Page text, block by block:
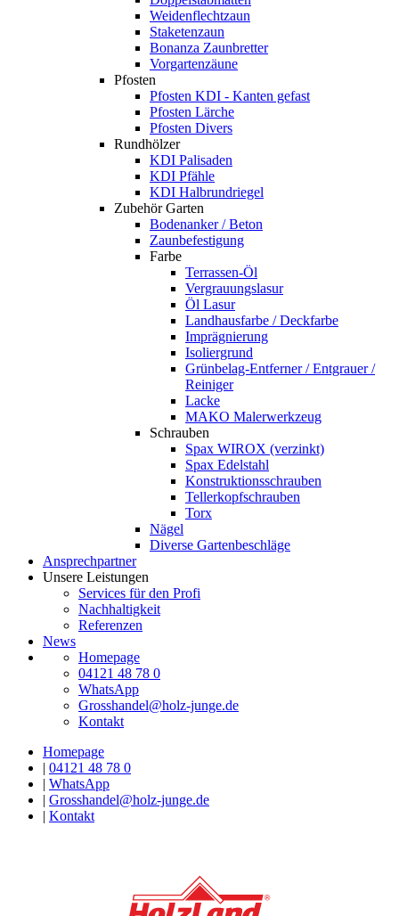
Weidenflechtzaun
Staketenzaun
Bonanza Zaunbretter
Vorgartenzäune
Pfosten
Pfosten KDI - Kanten gefast
Pfosten Lärche
Pfosten Divers
Rundhölzer
KDI Palisaden
KDI Pfähle
KDI Halbrundriegel
Zubehör Garten
Bodenanker / Beton
Zaunbefestigung
Farbe
Terrassen-Öl
Vergrauungslasur
Öl Lasur
Landhausfarbe / Deckfarbe
Imprägnierung
Isoliergrund
Grünbelag-Entferner / Entgrauer /
Reiniger
Lacke
MAKO Malerwerkzeug
Schrauben
Spax WIROX (verzinkt)
Spax Edelstahl
Konstruktionsschrauben
Tellerkopfschrauben
Torx
Nägel
Diverse Gartenbeschläge
Ansprechpartner
Unsere Leistungen
Services für den Profi
Nachhaltigkeit
Referenzen
News
Homepage
04121 48 78 0
WhatsApp
Grosshandel@holz-junge.de
Kontakt
Homepage
| 04121 48 78 0
| WhatsApp
| Grosshandel@holz-junge.de
| Kontakt